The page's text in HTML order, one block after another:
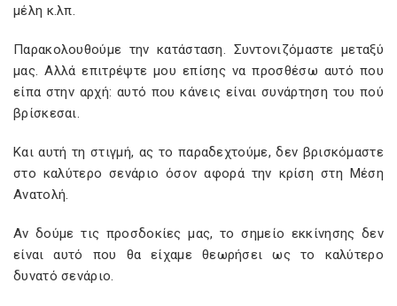
μέλη κ.λπ.
Παρακολουθούμε την κατάσταση. Συντονιζόμαστε μεταξύ
μας. Αλλά επιτρέψτε μου επίσης να προσθέσω αυτό που
είπα στην αρχή: αυτό που κάνεις είναι συνάρτηση του πού
βρίσκεσαι.
Και αυτή τη στιγμή, ας το παραδεχτούμε, δεν βρισκόμαστε
στο καλύτερο σενάριο όσον αφορά την κρίση στη Μέση
Ανατολή.
Αν δούμε τις προσδοκίες μας, το σημείο εκκίνησης δεν
είναι αυτό που θα είχαμε θεωρήσει ως το καλύτερο
δυνατό σενάριο.